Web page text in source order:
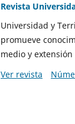
Revista
Universidad y
promueve
medio y
Ver revista